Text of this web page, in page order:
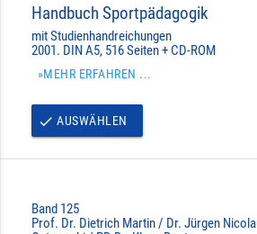
Handbuch Sportpädagogik
mit Studienhandreichungen
2001. DIN A5, 516 Seiten + CD-ROM
»MEHR ERFAHREN ...
done AUSWÄHLEN
Band 125
Prof. Dr. Dietrich Martin / Dr. Jürgen